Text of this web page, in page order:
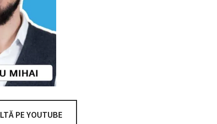
PE YOUTUBE